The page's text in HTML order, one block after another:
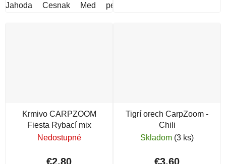
Jahoda Cesnak Med perník
Krmivo CARPZOOM
Fiesta Rybací mix
Nedostupné
€2,80
Tigrí orech CarpZoom -
Chili
Skladom (3 ks)
€3,60